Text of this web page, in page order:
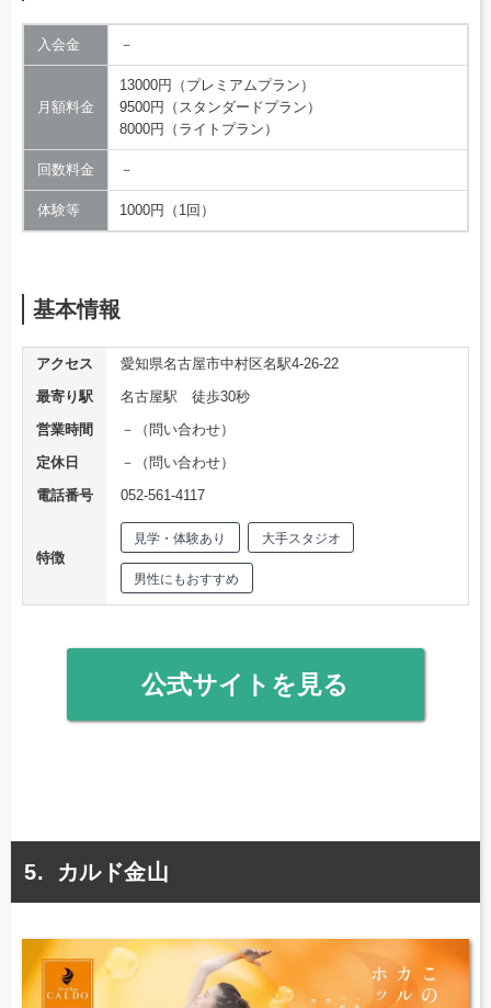
入会金 －
月額料金
13000円（プレミアムプラン）
9500円（スタンダードプラン）
8000円（ライトプラン）
回数料金 －
体験等 1000円（1回）
基本情報
アクセス
愛知県名古屋市中村区名駅4-26-22
最寄り駅
名古屋駅 徒歩30秒
営業時間
－（問い合わせ）
定休日
－（問い合わせ）
電話番号
052-561-4117
特徴
見学・体験あり 大手スタジオ
男性にもおすすめ
公式サイトを見る
カルド金山